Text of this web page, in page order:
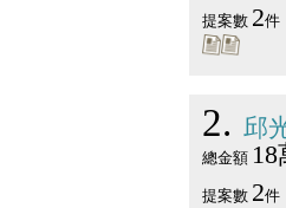
提案數 2件
2 邱
總金額 18
提案數 2件